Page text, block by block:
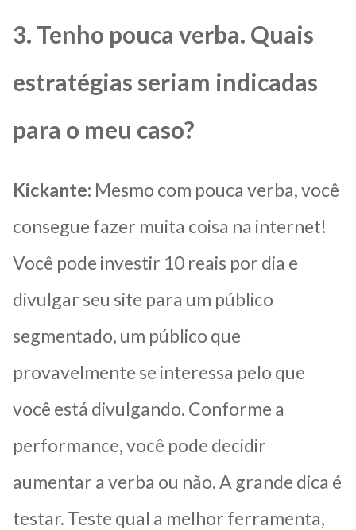
3. Tenho pouca verba. Quais
estratégias seriam indicadas
para o meu caso?
Kickante: Mesmo com pouca verba, você
consegue fazer muita coisa na internet!
Você pode investir 10 reais por dia e
divulgar seu site para um público
segmentado, um público que
provavelmente se interessa pelo que
você está divulgando. Conforme a
performance, você pode decidir
aumentar a verba ou não. A grande dica é
testar. Teste qual a melhor ferramenta,